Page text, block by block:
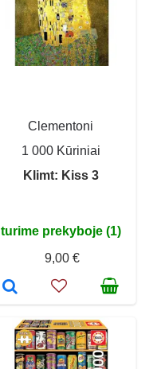
Clementoni
1 000 Kūriniai
Klimt: Kiss 3
turime prekyboje (1)
9,00 €